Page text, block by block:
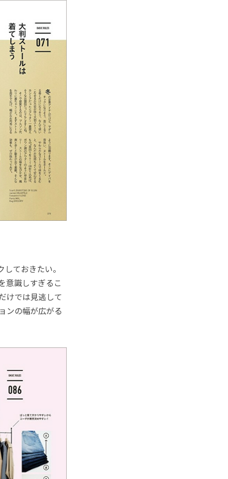
ておきたい。
意識しすぎるこ
けでは見逃して
ンの幅が広がる